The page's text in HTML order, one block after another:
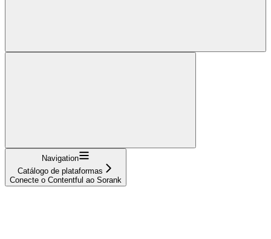
Navigation
Catálogo de plataformas
Conecte o Contentful ao Sorank